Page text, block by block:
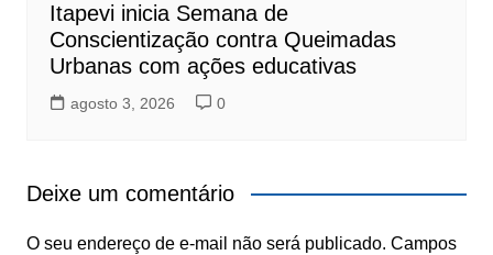
Itapevi inicia Semana de
Conscientização contra Queimadas
Urbanas com ações educativas
agosto 3, 2026 0
Deixe um comentário
O seu endereço de e-mail não será publicado. Campos